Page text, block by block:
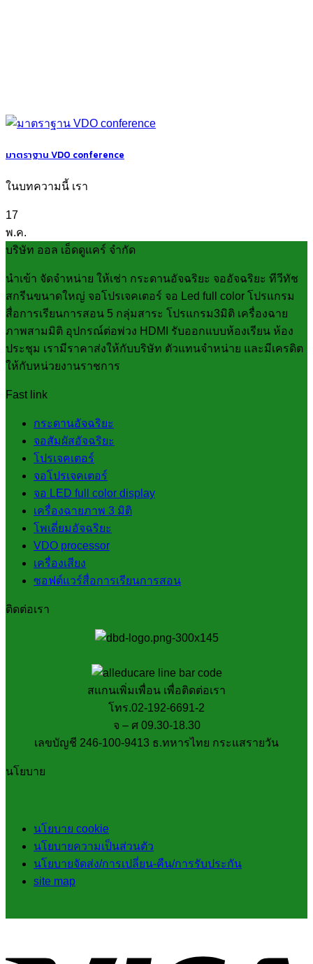
มาตราฐาน VDO conference
ในบทความนี้ เรา
17
พ.ค.
บริษัท ออล เอ็ดดูแคร์ จำกัด
นำเข้า จัดจำหน่าย ให้เช่า กระดานอัจฉริยะ จออัจฉริยะ ทีวีทัช
สกรีนขนาดใหญ่ จอโปรเจคเตอร์ จอ Led full color โปรแกรม
สื่อการเรียนการสอน 5 กลุ่มสาระ โปรแกรม3มิติ เครื่องฉาย
ภาพสามมิติ อุปกรณ์ต่อพ่วง HDMI รับออกแบบห้องเรียน ห้อง
ประชุม เรามีราคาส่งให้กับบริษัท ตัวแทนจำหน่าย และมีเครดิต
ให้กับหน่วยงานราชการ
Fast link
กระดานอัจฉริยะ
จอสัมผัสอัจฉริยะ
โปรเจคเตอร์
จอโปรเจคเตอร์
จอ LED full color display
เครื่องฉายภาพ 3 มิติ
โพเดี่ยมอัจฉริยะ
VDO processor
เครื่องเสียง
ซอฟต์แวร์สื่อการเรียนการสอน
ติดต่อเรา
สแกนเพิ่มเพื่อน เพื่อติดต่อเรา
โทร.02-192-6691-2
จ – ศ 09.30-18.30
เลขบัญชี 246-100-9413 ธ.ทหารไทย กระแสรายวัน
นโยบาย
นโยบาย cookie
นโยบายความเป็นส่วนตัว
นโยบายจัดส่ง/การเปลี่ยน-คืน/การรับประกัน
site map